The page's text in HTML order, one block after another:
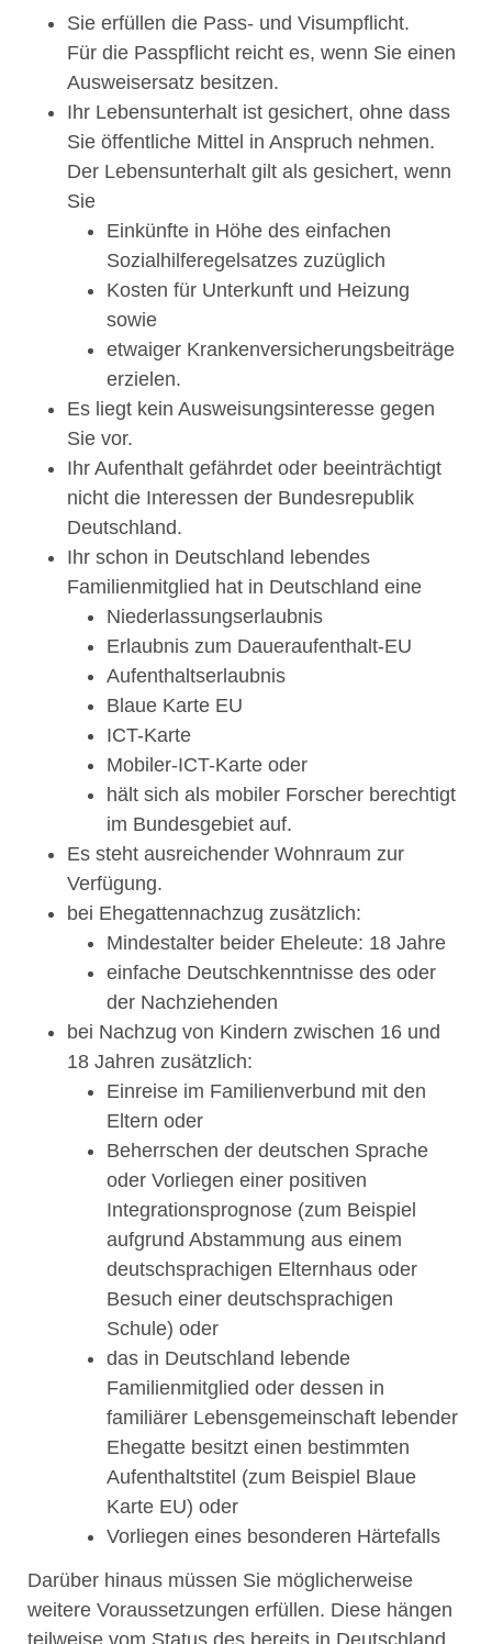
Sie erfüllen die Pass- und Visumpflicht.
Für die Passpflicht reicht es, wenn Sie einen
Ausweisersatz besitzen.
Ihr Lebensunterhalt ist gesichert, ohne dass
Sie öffentliche Mittel in Anspruch nehmen.
Der Lebensunterhalt gilt als gesichert, wenn
Sie
Einkünfte in Höhe des einfachen
Sozialhilferegelsatzes zuzüglich
Kosten für Unterkunft und Heizung
sowie
etwaiger Krankenversicherungsbeiträge
erzielen.
Es liegt kein Ausweisungsinteresse gegen
Sie vor.
Ihr Aufenthalt gefährdet oder beeinträchtigt
nicht die Interessen der Bundesrepublik
Deutschland.
Ihr schon in Deutschland lebendes
Familienmitglied hat in Deutschland eine
Niederlassungserlaubnis
Erlaubnis zum Daueraufenthalt-EU
Aufenthaltserlaubnis
Blaue Karte EU
ICT-Karte
Mobiler-ICT-Karte oder
hält sich als mobiler Forscher berechtigt
im Bundesgebiet auf.
Es steht ausreichender Wohnraum zur
Verfügung.
bei Ehegattennachzug zusätzlich:
Mindestalter beider Eheleute: 18 Jahre
einfache Deutschkenntnisse des oder
der Nachziehenden
bei Nachzug von Kindern zwischen 16 und
18 Jahren zusätzlich:
Einreise im Familienverbund mit den
Eltern oder
Beherrschen der deutschen Sprache
oder Vorliegen einer positiven
Integrationsprognose (zum Beispiel
aufgrund Abstammung aus einem
deutschsprachigen Elternhaus oder
Besuch einer deutschsprachigen
Schule) oder
das in Deutschland lebende
Familienmitglied oder dessen in
familiärer Lebensgemeinschaft lebender
Ehegatte besitzt einen bestimmten
Aufenthaltstitel (zum Beispiel Blaue
Karte EU) oder
Vorliegen eines besonderen Härtefalls
Darüber hinaus müssen Sie möglicherweise
weitere Voraussetzungen erfüllen. Diese hängen